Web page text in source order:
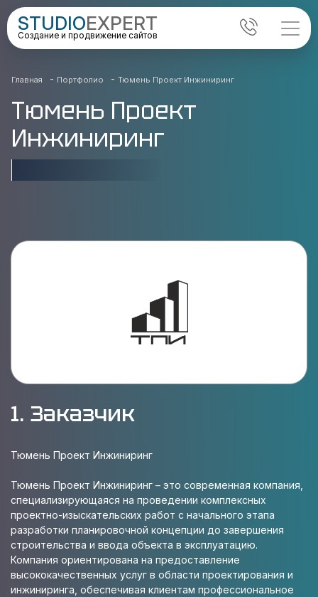
STUDIOEXPERT
Создание и продвижение сайтов
Главная - Портфолио - Тюмень Проект Инжиниринг
Тюмень Проект
Инжиниринг
1. Заказчик
Тюмень Проект Инжиниринг
Тюмень Проект Инжиниринг – это современная компания,
специализирующаяся на проведении комплексных
проектно-изыскательских работ с начального этапа
разработки планировочной концепции до завершения
строительства и ввода объекта в эксплуатацию.
Компания ориентирована на предоставление
высококачественных услуг в области проектирования и
инжиниринга, обеспечивая клиентам профессиональное